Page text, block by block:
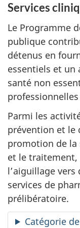
Services
Le Programme
publique
détenus en
essentiels et un
santé non
Parmi les
prévention et le
promotion de la
et le traitement,
l’aiguillage vers
services de
prélibératoire.
Catégorie